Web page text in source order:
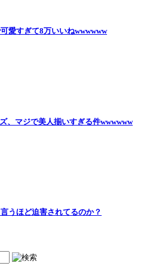
愛すぎて8万いいねwwwwww
、マジで美人揃いすぎる件wwwwww
うほど迫害されてるのか？